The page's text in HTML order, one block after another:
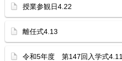
授業参観日4.22
離任式4.13
令和5年度 第147回入学式4.11